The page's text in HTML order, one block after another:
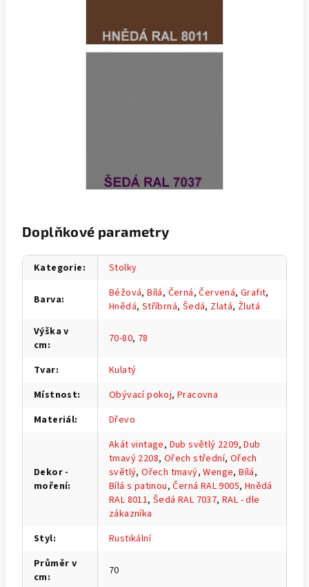
Doplňkové parametry
Kategorie: Stolky
Barva: Béžová,Bílá, Černá,Červená,Grafit,
Hnědá, Stříbrná, Šedá, Zlatá, Žlutá
Výška v
cm: 70-80, 78
Tvar:
Kulatý
Místnost: Obývací pokoj,Pracovna
Materiál: Dřevo
Dekor -
moření:
Akát vintage, Dub světlý 2209,Dub
tmavý 2208, Ořech střední, Ořech
světlý,Ořech tmavý,Wenge,Bílá,
Bílá s patinou,Černá RAL 9005, Hnědá
RAL 8011,Šedá RAL 7037,RAL - dle
zákazníka
Styl:
Rustikální
Průměr v
cm: 70